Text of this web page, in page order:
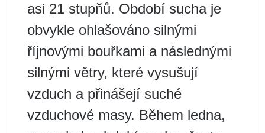
asi 21 stupňů. Období sucha je
obvykle ohlašováno silnými
říjnovými bouřkami a následnými
silnými větry, které vysušují
vzduch a přinášejí suché
vzduchové masy. Během ledna,